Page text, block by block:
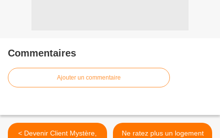
Commentaires
Ajouter un commentaire
< Devenir Client Mystère,
Ne ratez plus un logement